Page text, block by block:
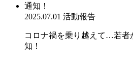
2025.07.01 活動報告
コロナ禍を乗り越えて…若者
知！